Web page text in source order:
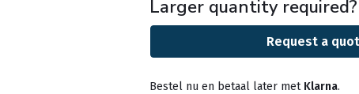
Larger quantity required?
Request a
Bestel nu en betaal later met Klarna.